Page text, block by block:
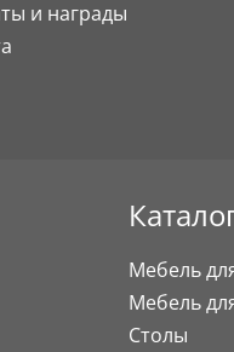
и награды
Мебель
Мебель
Столы